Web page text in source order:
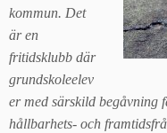
kommun. Det
är en
fritidsklubb där
grundskoleelev
er med särskild begåvning
hållbarhets- och